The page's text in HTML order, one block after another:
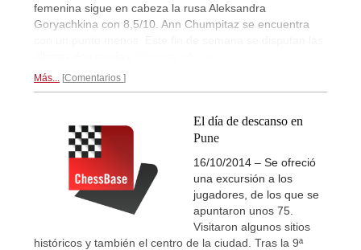
femenina sigue en cabeza la rusa Aleksandra
Goryachkina con 8,5/10. Ann Chumpitaz se encuentra
Más... Comentarios
El día de descanso en
Pune
16/10/2014 – Se ofreció
una excursión a los
jugadores, de los que se
apuntaron unos 75.
Visitaron algunos sitios
históricos y también el centro de la ciudad. Tras la 9ª